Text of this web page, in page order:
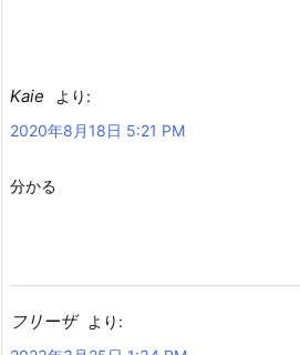
Kaie
より:
2020年8月18日 5:21 PM
分かる
フリーザ
より: